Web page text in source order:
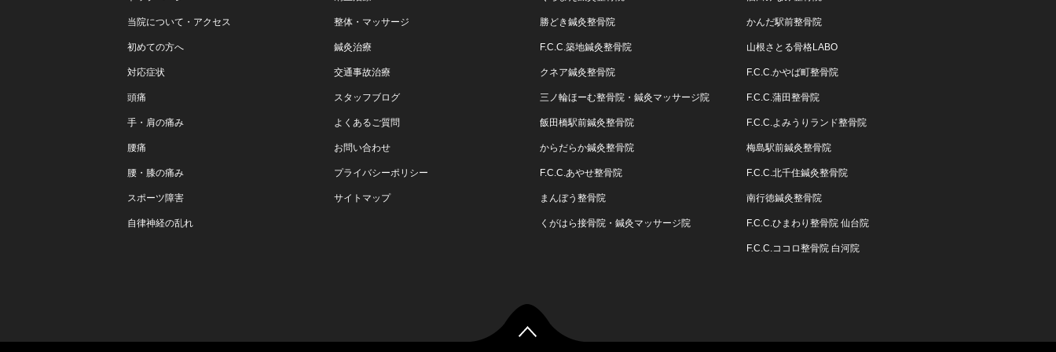
当院について・アクセス
初めての方へ
対応症状
頭痛
手・肩の痛み
腰痛
腰・膝の痛み
スポーツ障害
自律神経の乱れ
整体・マッサージ
鍼灸治療
交通事故治療
スタッフブログ
よくあるご質問
お問い合わせ
プライバシーポリシー
サイトマップ
勝どき鍼灸整骨院
F.C.C.築地鍼灸整骨院
クネア鍼灸整骨院
三ノ輪ほーむ整骨院・鍼灸マッサージ院
飯田橋駅前鍼灸整骨院
からだらか鍼灸整骨院
F.C.C.あやせ整骨院
まんぼう整骨院
くがはら接骨院・鍼灸マッサージ院
かんだ駅前整骨院
山根さとる骨格LABO
F.C.C.かやば町整骨院
F.C.C.蒲田整骨院
F.C.C.よみうりランド整骨院
梅島駅前鍼灸整骨院
F.C.C.北千住鍼灸整骨院
南行徳鍼灸整骨院
F.C.C.ひまわり整骨院 仙台院
F.C.C.ココロ整骨院 白河院